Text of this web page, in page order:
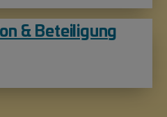
& Beteiligung